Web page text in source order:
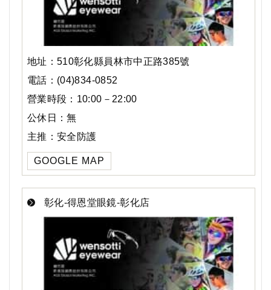
地址：510彰化縣員林市中正路385號
電話：(04)834-0852
營業時段：10:00－22:00
公休日：無
主推：安全防護
GOOGLE MAP
彰化-得恩堂眼鏡-彰化店